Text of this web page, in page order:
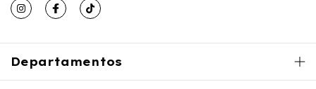
Departamentos